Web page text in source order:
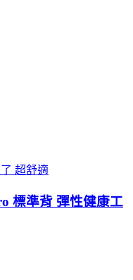
超舒適
標準背 彈性健康工